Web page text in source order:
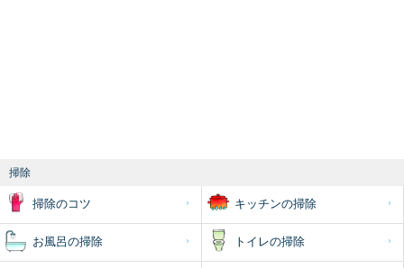
掃除
掃除のコツ キッチンの掃除
お風呂の掃除 トイレの掃除